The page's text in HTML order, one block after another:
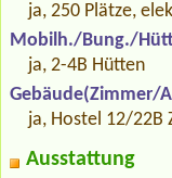
ja, 250 Plätze,
Mobilh./Bung./
ja, 2-4B Hütten
Gebäude(Zimmer/
ja, Hostel 12/22B
Ausstattung